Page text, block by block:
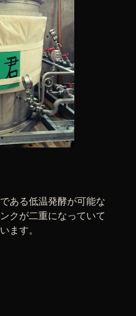
ある低温発酵が可能な
クが二重になっていて
ます。